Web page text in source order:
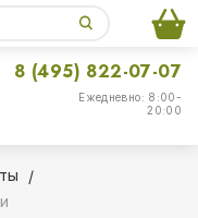
Ежедневно: 8:00-
20:00
8 (495) 822-07-07